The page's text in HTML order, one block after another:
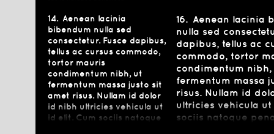
mus. Nulla vitae
augue.
montes, nascetur
ridiculus mus. Nulla vitae
elit libero, a pharetra
augue.
14. Aenean lacinia
bibendum nulla sed
consectetur. Fusce dapibus,
tellus ac cursus commodo,
tortor mauris
condimentum nibh, ut
fermentum massa justo sit
amet risus. Nullam id dolor
id nibh ultricies vehicula ut
id elit. Cum sociis natoque
16. Aenean lacinia
nulla sed
dapibus, tellus ac
commodo, tortor
condimentum nibh,
fermentum massa
risus. Nullam id
ultricies vehicula
sociis natoque